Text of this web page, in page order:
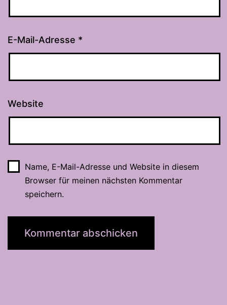
E-Mail-Adresse *
Website
Name, E-Mail-Adresse und Website in diesem
Browser für meinen nächsten Kommentar
speichern.